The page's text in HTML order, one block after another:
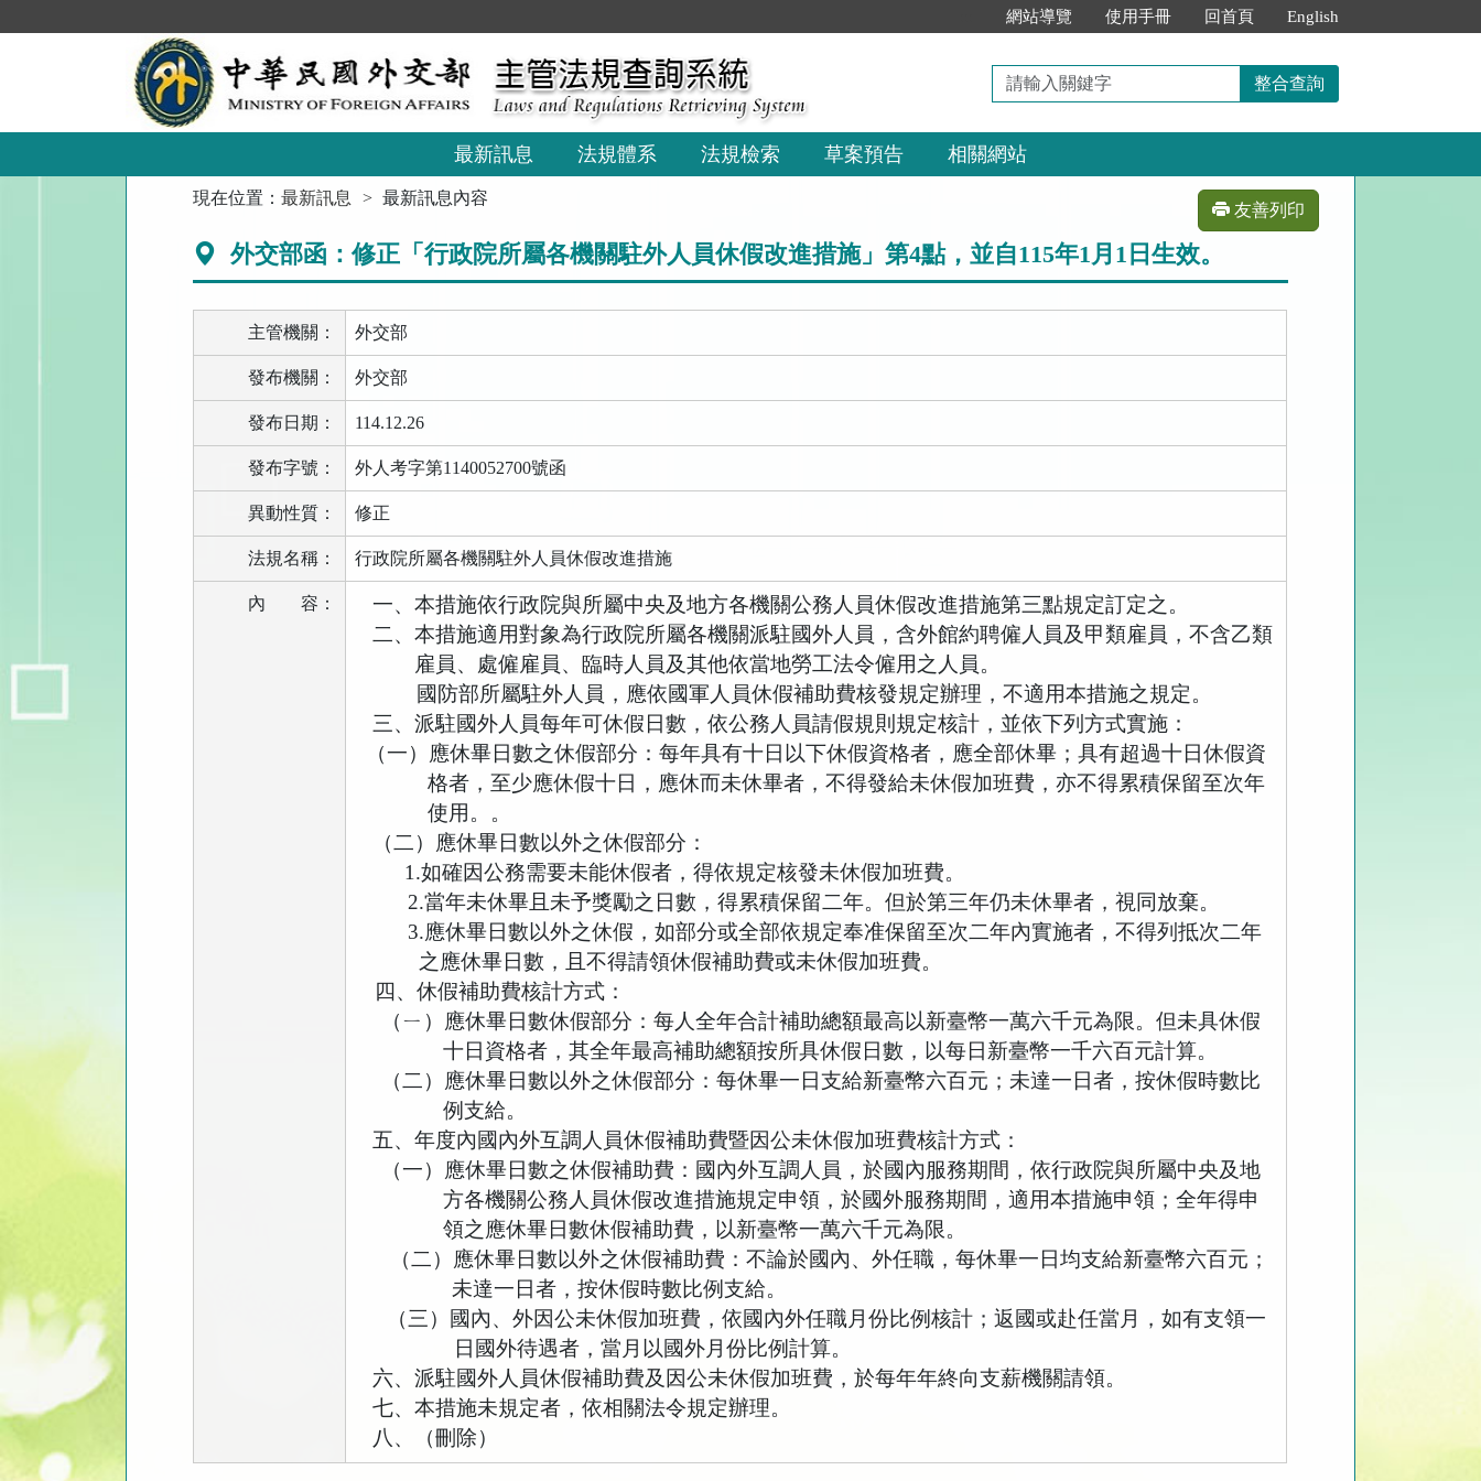
到
網站導覽 使用手冊 回首頁 English
請
輸
入
關
鍵
整合查詢
最新訊息 法規體系 法規檢索 草案預告 相關網站
現在位置：最新訊息 最新訊息內容
友善列印
外交部函：修正「行政院所屬各機關駐外人員休假改進措施」第4點，並自115年1月1日生效。
主管機關： 外交部
發布機關： 外交部
發布日期： 114.12.26
發布字號： 外人考字第1140052700號函
異動性質： 修正
法規名稱： 行政院所屬各機關駐外人員休假改進措施
內容：
一、本措施依行政院與所屬中央及地方各機關公務人員休假改進措施第三點規定訂定之。
二、本措施適用對象為行政院所屬各機關派駐國外人員，含外館約聘僱人員及甲類雇員，不含乙類
雇員、處僱雇員、臨時人員及其他依當地勞工法令僱用之人員。
國防部所屬駐外人員，應依國軍人員休假補助費核發規定辦理，不適用本措施之規定。
三、派駐國外人員每年可休假日數，依公務人員請假規則規定核計，並依下列方式實施：
（一）應休畢日數之休假部分：每年具有十日以下休假資格者，應全部休畢；具有超過十日休假資
格者，至少應休假十日，應休而未休畢者，不得發給未休假加班費，亦不得累積保留至次年
使用。。
（二）應休畢日數以外之休假部分：
1.如確因公務需要未能休假者，得依規定核發未休假加班費。
2.當年未休畢且未予獎勵之日數，得累積保留二年。但於第三年仍未休畢者，視同放棄。
3.應休畢日數以外之休假，如部分或全部依規定奉准保留至次二年內實施者，不得列抵次二年
之應休畢日數，且不得請領休假補助費或未休假加班費。
四、休假補助費核計方式：
（ㄧ）應休畢日數休假部分：每人全年合計補助總額最高以新臺幣一萬六千元為限。但未具休假
十日資格者，其全年最高補助總額按所具休假日數，以每日新臺幣一千六百元計算。
（二）應休畢日數以外之休假部分：每休畢一日支給新臺幣六百元；未達一日者，按休假時數比
例支給。
五、年度內國內外互調人員休假補助費暨因公未休假加班費核計方式：
（一）應休畢日數之休假補助費：國內外互調人員，於國內服務期間，依行政院與所屬中央及地
方各機關公務人員休假改進措施規定申領，於國外服務期間，適用本措施申領；全年得申
領之應休畢日數休假補助費，以新臺幣一萬六千元為限。
（二）應休畢日數以外之休假補助費：不論於國內、外任職，每休畢一日均支給新臺幣六百元；
未達一日者，按休假時數比例支給。
（三）國內、外因公未休假加班費，依國內外任職月份比例核計；返國或赴任當月，如有支領一
日國外待遇者，當月以國外月份比例計算。
六、派駐國外人員休假補助費及因公未休假加班費，於每年年終向支薪機關請領。
七、本措施未規定者，依相關法令規定辦理。
八、（刪除）